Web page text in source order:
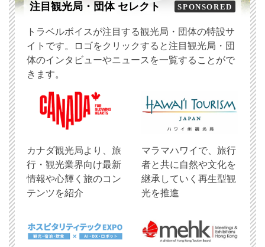
注目観光局・団体 セレクト SPONSORED
トラベルボイスが注目する観光局・団体の特設サ
イトです。ロゴをクリックすると注目観光局・団
体のインタビューやニュースを一覧することがで
きます。
​カナダ観光局より、旅
行・観光業界向け最新
情報や心輝く旅のコン
テンツを紹介
マラマハワイで、旅行
者と共に自然や文化を
継承していく再生型観
光を推進